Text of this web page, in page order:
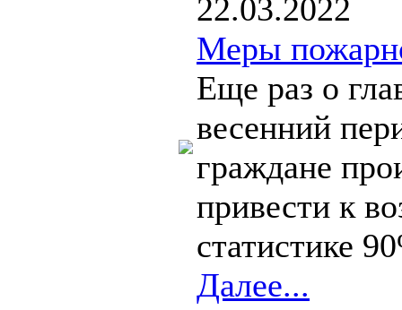
22.03.2022
Меры
Еще раз о
весенний
граждане
привести к
статистике
Далее...